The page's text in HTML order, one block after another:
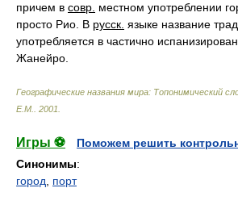
причем в совр. местном употреблении
просто Рио. В русск. языке название
употребляется в частично
Жанейро.
Географические названия мира: Топонимический
Е.М.
2001
Игры ⚽
Поможем решить
Синонимы:
город
порт